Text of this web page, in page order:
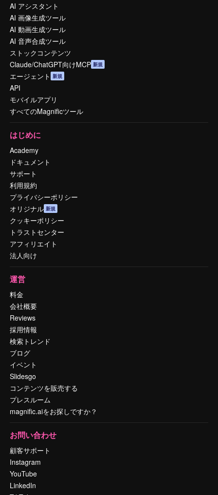
AI アシスタント
AI 画像生成ツール
AI 動画生成ツール
AI 音声合成ツール
ストックコンテンツ
Claude/ChatGPT向けMCP 新規
エージェント 新規
API
モバイルアプリ
すべてのMagnificツール
はじめに
Academy
ドキュメント
サポート
利用規約
プライバシーポリシー
オリジナル 新規
クッキーポリシー
トラストセンター
アフィリエイト
法人向け
運営
料金
会社概要
Reviews
採用情報
検索トレンド
ブログ
イベント
Slidesgo
コンテンツを販売する
プレスルーム
magnific.aiをお探しですか？
お問い合わせ
顧客サポート
Instagram
YouTube
LinkedIn